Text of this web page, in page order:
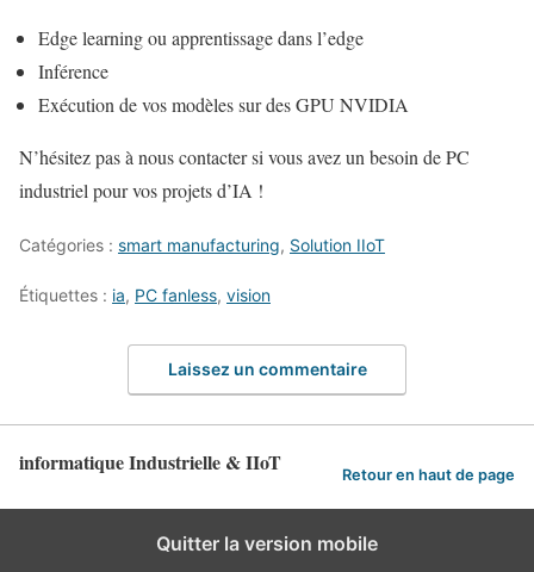
Edge learning ou apprentissage dans l’edge
Inférence
Exécution de vos modèles sur des GPU NVIDIA
N’hésitez pas à nous contacter si vous avez un besoin de PC
industriel pour vos projets d’IA !
Catégories : smart manufacturing, Solution IIoT
Étiquettes : ia, PC fanless, vision
Laissez un commentaire
informatique Industrielle & IIoT Retour en haut de page
Quitter la version mobile